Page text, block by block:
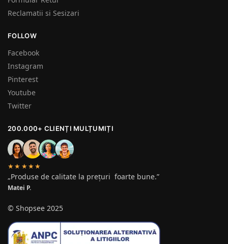
Reclamatii si Sesizari
FOLLOW
Facebook
Instagram
Pinterest
Youtube
Twitter
200.000+ CLIENȚI MULȚUMIȚI
★★★★★
„Produse de calitate la prețuri foarte bune.”
Matei P.
© Shopsee 2025